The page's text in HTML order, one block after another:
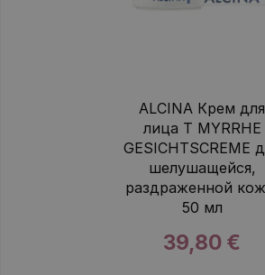
ALCINA Крем для
лица T MYRRHE
GESICHTSCREME
шелушащейся,
раздраженной
50 мл
39,80 €